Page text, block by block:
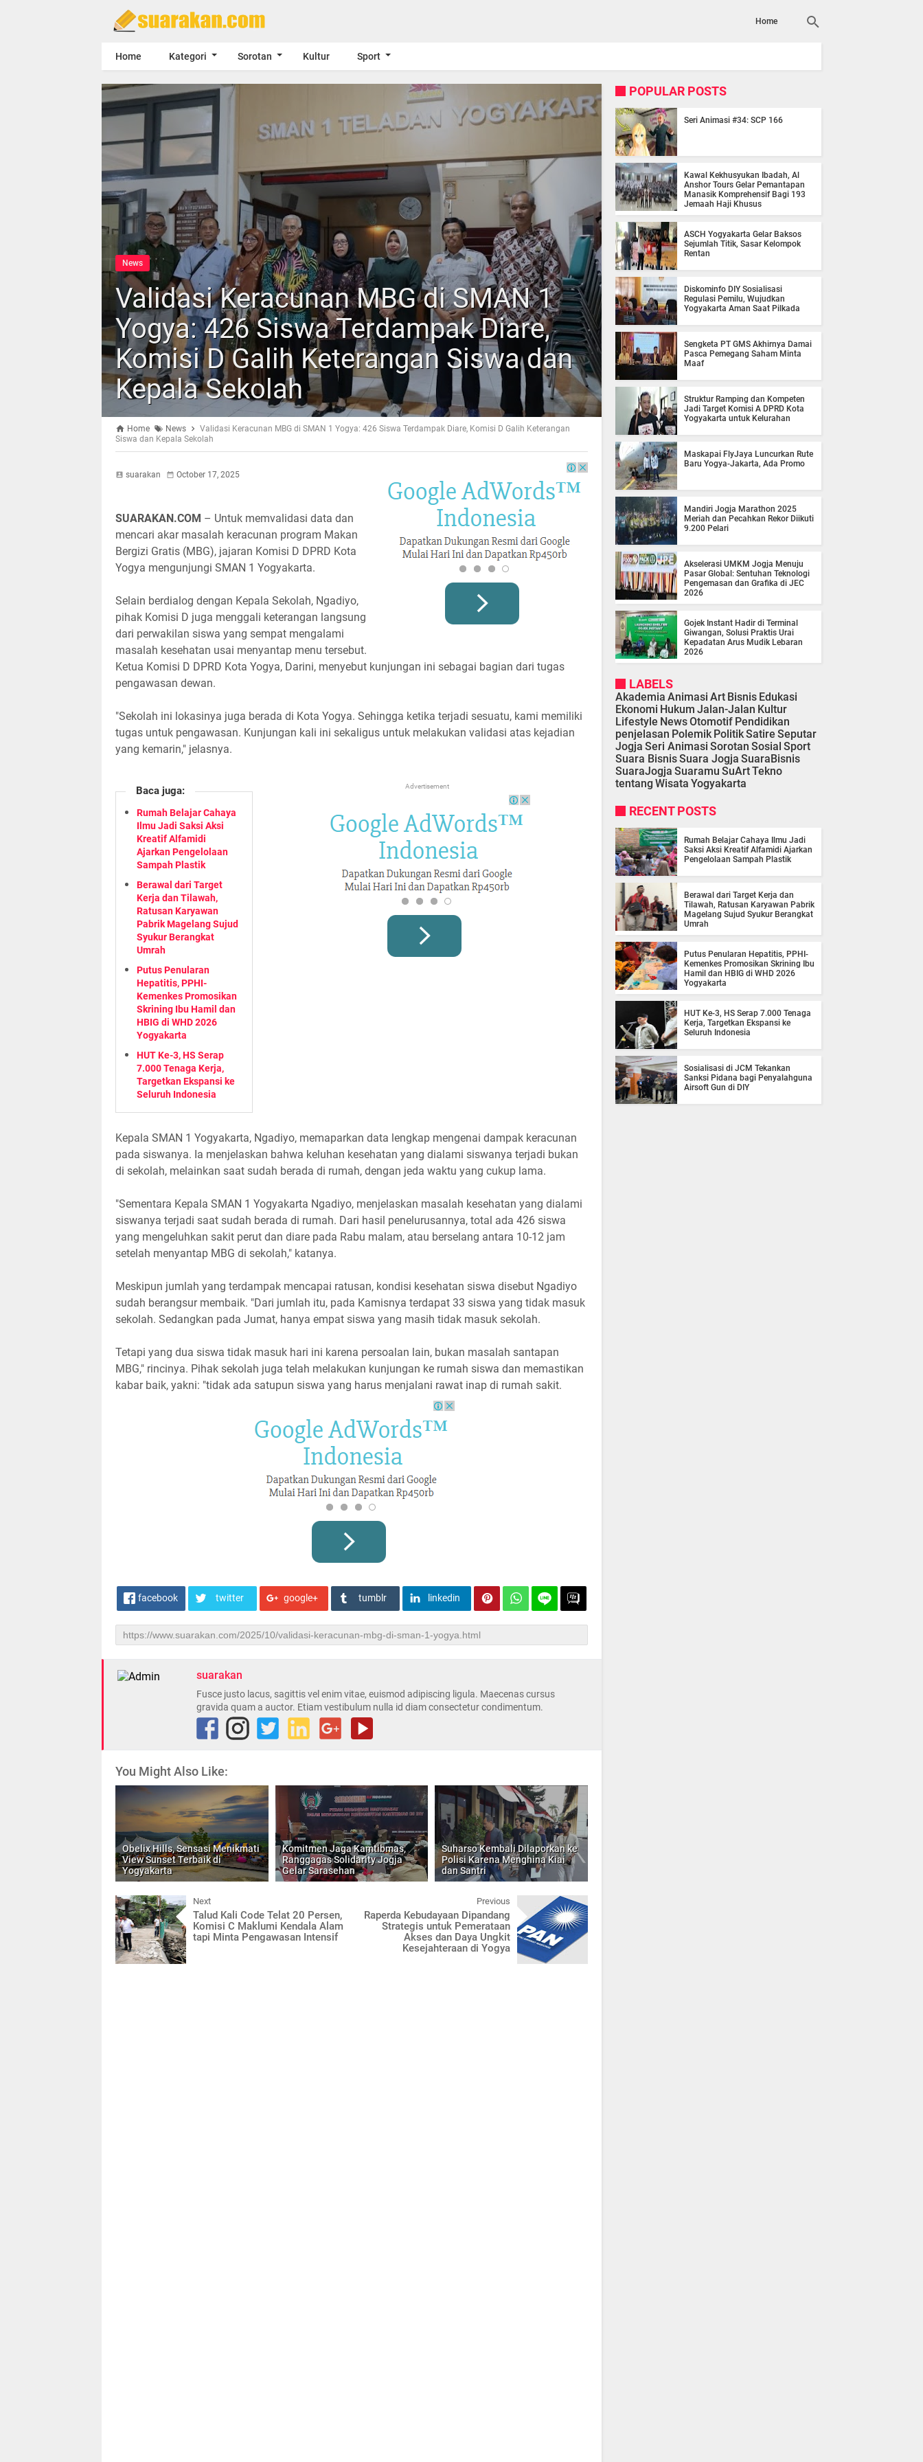
Home
Home Kategori Sorotan Kultur Sport
News
Validasi Keracunan MBG di SMAN 1
Yogya: 426 Siswa Terdampak Diare,
Komisi D Galih Keterangan Siswa dan
Kepala Sekolah
Home News
Validasi Keracunan MBG di SMAN 1 Yogya: 426 Siswa Terdampak Diare, Komisi D Galih Keterangan
Siswa dan Kepala Sekolah
suarakan October 17, 2025
SUARAKAN.COM – Untuk memvalidasi data dan
mencari akar masalah keracunan program Makan
Bergizi Gratis (MBG), jajaran Komisi D DPRD Kota
Yogya mengunjungi SMAN 1 Yogyakarta.
Selain berdialog dengan Kepala Sekolah, Ngadiyo,
pihak Komisi D juga menggali keterangan langsung
dari perwakilan siswa yang sempat mengalami
masalah kesehatan usai menyantap menu tersebut.
Ketua Komisi D DPRD Kota Yogya, Darini, menyebut kunjungan ini sebagai bagian dari tugas
pengawasan dewan.
"Sekolah ini lokasinya juga berada di Kota Yogya. Sehingga ketika terjadi sesuatu, kami memiliki
tugas untuk pengawasan. Kunjungan kali ini sekaligus untuk melakukan validasi atas kejadian
yang kemarin," jelasnya.
Advertisement
Baca juga:
Rumah Belajar Cahaya
Ilmu Jadi Saksi Aksi
Kreatif Alfamidi
Ajarkan Pengelolaan
Sampah Plastik
Berawal dari Target
Kerja dan Tilawah,
Ratusan Karyawan
Pabrik Magelang Sujud
Syukur Berangkat
Umrah
Putus Penularan
Hepatitis, PPHI-
Kemenkes Promosikan
Skrining Ibu Hamil dan
HBIG di WHD 2026
Yogyakarta
HUT Ke-3, HS Serap
7.000 Tenaga Kerja,
Targetkan Ekspansi ke
Seluruh Indonesia
Kepala SMAN 1 Yogyakarta, Ngadiyo, memaparkan data lengkap mengenai dampak keracunan
pada siswanya. Ia menjelaskan bahwa keluhan kesehatan yang dialami siswanya terjadi bukan
di sekolah, melainkan saat sudah berada di rumah, dengan jeda waktu yang cukup lama.
"Sementara Kepala SMAN 1 Yogyakarta Ngadiyo, menjelaskan masalah kesehatan yang dialami
siswanya terjadi saat sudah berada di rumah. Dari hasil penelurusannya, total ada 426 siswa
yang mengeluhkan sakit perut dan diare pada Rabu malam, atau berselang antara 10-12 jam
setelah menyantap MBG di sekolah," katanya.
Meskipun jumlah yang terdampak mencapai ratusan, kondisi kesehatan siswa disebut Ngadiyo
sudah berangsur membaik. "Dari jumlah itu, pada Kamisnya terdapat 33 siswa yang tidak masuk
sekolah. Sedangkan pada Jumat, hanya empat siswa yang masih tidak masuk sekolah.
Tetapi yang dua siswa tidak masuk hari ini karena persoalan lain, bukan masalah santapan
MBG," rincinya. Pihak sekolah juga telah melakukan kunjungan ke rumah siswa dan memastikan
kabar baik, yakni: "tidak ada satupun siswa yang harus menjalani rawat inap di rumah sakit.
facebook twitter google+ tumblr linkedin
suarakan
Fusce justo lacus, sagittis vel enim vitae, euismod adipiscing ligula. Maecenas cursus
gravida quam a auctor. Etiam vestibulum nulla id diam consectetur condimentum.
You Might Also Like:
Obelix Hills, Sensasi Menikmati
View Sunset Terbaik di
Yogyakarta
Komitmen Jaga Kamtibmas,
Ranggagas Solidarity Jogja
Gelar Sarasehan
Suharso Kembali Dilaporkan ke
Polisi Karena Menghina Kiai
dan Santri
Next
Talud Kali Code Telat 20 Persen,
Komisi C Maklumi Kendala Alam
tapi Minta Pengawasan Intensif
Previous
Raperda Kebudayaan Dipandang
Strategis untuk Pemerataan
Akses dan Daya Ungkit
Kesejahteraan di Yogya
POPULAR POSTS
Seri Animasi #34: SCP 166
Kawal Kekhusyukan Ibadah, Al
Anshor Tours Gelar Pemantapan
Manasik Komprehensif Bagi 193
Jemaah Haji Khusus
ASCH Yogyakarta Gelar Baksos
Sejumlah Titik, Sasar Kelompok
Rentan
Diskominfo DIY Sosialisasi
Regulasi Pemilu, Wujudkan
Yogyakarta Aman Saat Pilkada
Sengketa PT GMS Akhirnya Damai
Pasca Pemegang Saham Minta
Maaf
Struktur Ramping dan Kompeten
Jadi Target Komisi A DPRD Kota
Yogyakarta untuk Kelurahan
Maskapai FlyJaya Luncurkan Rute
Baru Yogya-Jakarta, Ada Promo
Mandiri Jogja Marathon 2025
Meriah dan Pecahkan Rekor Diikuti
9.200 Pelari
Akselerasi UMKM Jogja Menuju
Pasar Global: Sentuhan Teknologi
Pengemasan dan Grafika di JEC
2026
Gojek Instant Hadir di Terminal
Giwangan, Solusi Praktis Urai
Kepadatan Arus Mudik Lebaran
2026
LABELS
Akademia Animasi Art Bisnis Edukasi
Ekonomi Hukum Jalan-Jalan Kultur
Lifestyle NewsOtomotif Pendidikan
penjelasan Polemik PolitikSatire Seputar
Jogja Seri Animasi Sorotan Sosial Sport
Suara BisnisSuara Jogja SuaraBisnis
SuaraJogja Suaramu SuArtTekno
tentang Wisata Yogyakarta
RECENT POSTS
Rumah Belajar Cahaya Ilmu Jadi
Saksi Aksi Kreatif Alfamidi Ajarkan
Pengelolaan Sampah Plastik
Berawal dari Target Kerja dan
Tilawah, Ratusan Karyawan Pabrik
Magelang Sujud Syukur Berangkat
Umrah
Putus Penularan Hepatitis, PPHI-
Kemenkes Promosikan Skrining Ibu
Hamil dan HBIG di WHD 2026
Yogyakarta
HUT Ke-3, HS Serap 7.000 Tenaga
Kerja, Targetkan Ekspansi ke
Seluruh Indonesia
Sosialisasi di JCM Tekankan
Sanksi Pidana bagi Penyalahguna
Airsoft Gun di DIY